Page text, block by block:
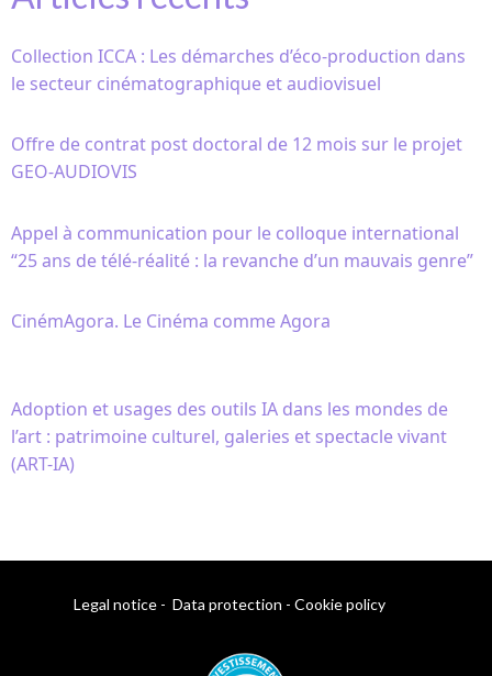
Collection ICCA : Les démarches d’éco-production dans
le secteur cinématographique et audiovisuel
Offre de contrat post doctoral de 12 mois sur le projet
GEO-AUDIOVIS
Appel à communication pour le colloque international
“25 ans de télé-réalité : la revanche d’un mauvais genre”
CinémAgora. Le Cinéma comme Agora
Adoption et usages des outils IA dans les mondes de
l’art : patrimoine culturel, galeries et spectacle vivant
(ART-IA)
Legal notice - Data protection - Cookie policy